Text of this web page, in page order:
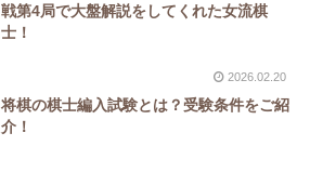
戦第4局で大盤解説をしてくれた女流棋
士！
2026.02.20
将棋の棋士編入試験とは？受験条件をご紹
介！